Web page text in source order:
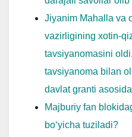
Jiyanim Mahalla va
vazirligining xotin-
tavsiyanomasini
tavsiyanoma bilan
davlat granti
Majburiy fan
boʻyicha tuziladi?